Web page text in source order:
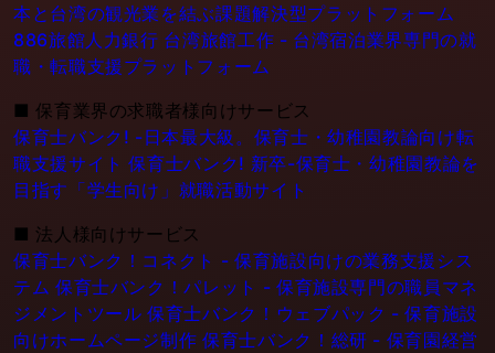
本と台湾の観光業を結ぶ課題解決型プラットフォーム
886旅館人力銀行 台湾旅館工作 - 台湾宿泊業界専門の就
職・転職支援プラットフォーム
■ 保育業界の求職者様向けサービス
保育士バンク! -日本最大級。保育士・幼稚園教論向け転
職支援サイト 保育士バンク! 新卒-保育士・幼稚園教論を
目指す「学生向け」就職活動サイト
■ 法人様向けサービス
保育士バンク！コネクト - 保育施設向けの業務支援シス
テム 保育士バンク！パレット - 保育施設専門の職員マネ
ジメントツール 保育士バンク！ウェブパック - 保育施設
向けホームページ制作 保育士バンク！総研 - 保育園経営